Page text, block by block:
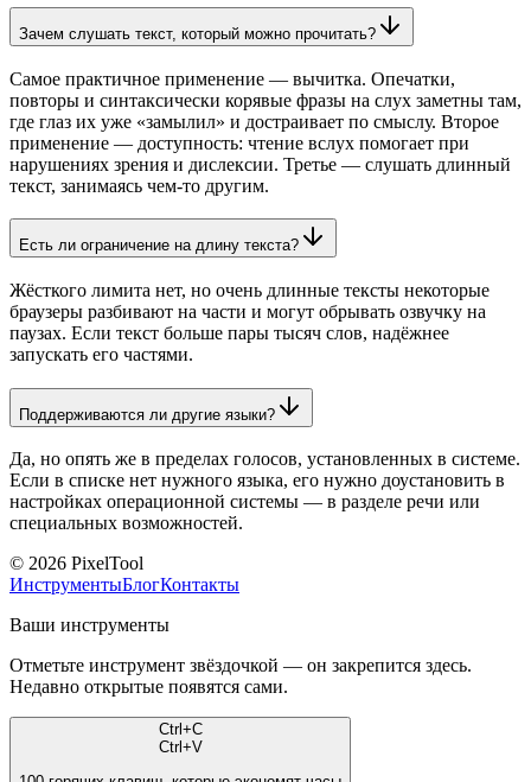
Зачем слушать текст, который можно прочитать?
Самое практичное применение — вычитка. Опечатки,
повторы и синтаксически корявые фразы на слух заметны там,
где глаз их уже «замылил» и достраивает по смыслу. Второе
применение — доступность: чтение вслух помогает при
нарушениях зрения и дислексии. Третье — слушать длинный
текст, занимаясь чем-то другим.
Есть ли ограничение на длину текста?
Жёсткого лимита нет, но очень длинные тексты некоторые
браузеры разбивают на части и могут обрывать озвучку на
паузах. Если текст больше пары тысяч слов, надёжнее
запускать его частями.
Поддерживаются ли другие языки?
Да, но опять же в пределах голосов, установленных в системе.
Если в списке нет нужного языка, его нужно доустановить в
настройках операционной системы — в разделе речи или
специальных возможностей.
© 2026 PixelTool
ИнструментыБлогКонтакты
Ваши инструменты
Отметьте инструмент звёздочкой — он закрепится здесь.
Недавно открытые появятся сами.
Ctrl +C
Ctrl +V